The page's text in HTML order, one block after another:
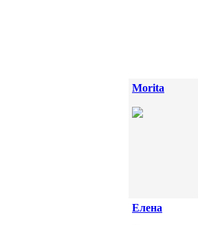
Morita
Елена